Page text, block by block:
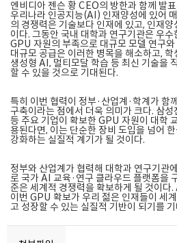
엔비디아 젠슨 황 CEO의 방한과 함께 발
우리나라 인공지능(AI) 인재양성에 있어
의 경쟁력은 기술보다 인재에 있고, 인재
이다. 그동안 국내 대학과 연구기관은 우
GPU 자원의 부족으로 대규모 모델 연구
대규모 공급은 이러한 병목을 해소하고,
생성형 AI, 멀티모달 학습 등 최신 기술을
할 수 있을 것으로 기대된다.
특히 이번 협력이 정부·산업계·학계가 함
구축이라는 점에서 더욱 의미가 크다. 삼
등 주요 기업이 확보한 GPU 자원이 대학
용된다면, 이는 단순한 장비 도입을 넘어
강화하는 실질적 계기가 될 것이다.
정부와 산업계가 협력해 대학과 연구기관
로 국가 AI 교육·연구 클라우드 플랫폼을
준은 세계적 경쟁력을 확보하게 될 것이다
이번 GPU 확보가 우리 젊은 인재들이 세
고 성장할 수 있는 실질적 기반이 되기를